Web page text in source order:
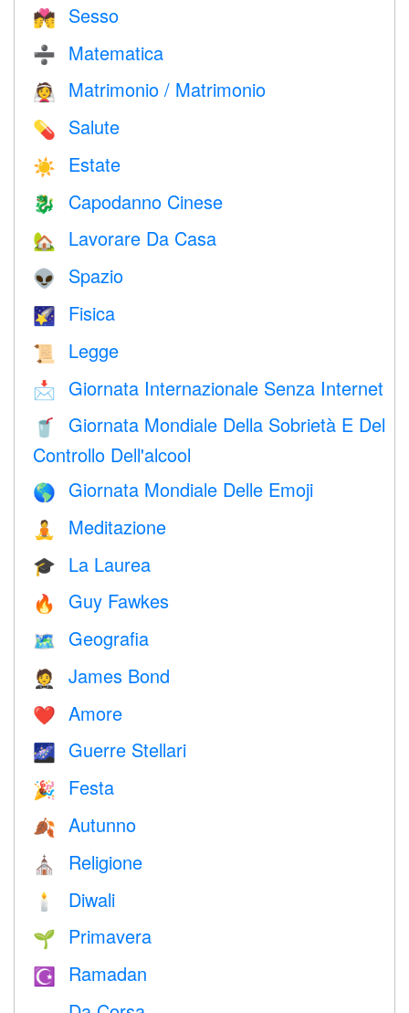
💏 Sesso
➗ Matematica
👰 Matrimonio / Matrimonio
💊 Salute
☀️ Estate
🐉 Capodanno Cinese
🏡 Lavorare Da Casa
👽 Spazio
🌠 Fisica
📜 Legge
📩 Giornata Internazionale Senza Internet
🥤
Giornata Mondiale Della Sobrietà E Del
Controllo Dell'alcool
🌎 Giornata Mondiale Delle Emoji
🧘 Meditazione
🎓 La Laurea
🔥 Guy Fawkes
🗺 Geografia
🤵 James Bond
❤️️ Amore
🌌 Guerre Stellari
🎉 Festa
🍂 Autunno
⛪️ Religione
🕯 Diwali
🌱 Primavera
☪️ Ramadan